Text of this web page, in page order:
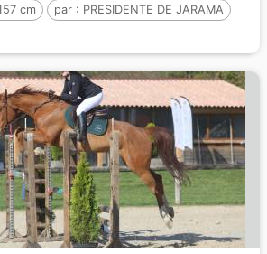
cm par : PRESIDENTE DE JARAMA